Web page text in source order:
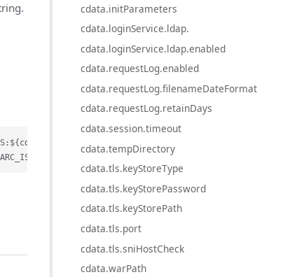
cdata.initParameters
cdata.loginService.ldap.
cdata.loginService.ldap.enabled
cdata.requestLog.enabled
cdata.requestLog.filenameDateFormat
cdata.requestLog.retainDays
cdata.session.timeout
cdata.tempDirectory
cdata.tls.keyStoreType
cdata.tls.keyStorePassword
cdata.tls.keyStorePath
cdata.tls.port
cdata.tls.sniHostCheck
cdata.warPath